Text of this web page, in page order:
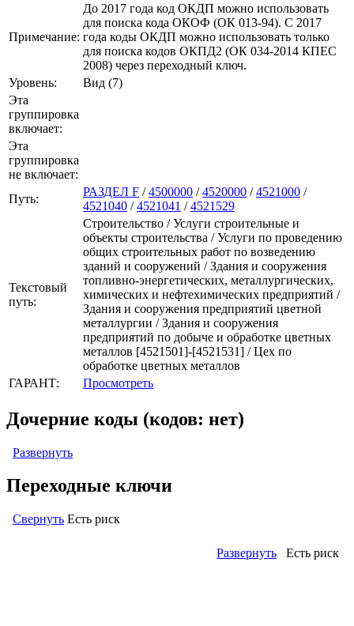
Примечание:
До 2017 года код ОКДП можно использовать
для поиска кода ОКОФ (ОК 013-94). C 2017
года коды ОКДП можно использовать только
для поиска кодов ОКПД2 (ОК 034-2014 КПЕС
2008) через переходный ключ.
Уровень:
Вид (7)
Эта
группировка
включает:
Эта
группировка
не включает:
Путь:
РАЗДЕЛ F /4500000 /4520000 /4521000 /
4521040 /4521041 /4521529
Текстовый
путь:
Строительство / Услуги строительные и
объекты строительства / Услуги по проведению
общих строительных работ по возведению
зданий и сооружений / Здания и сооружения
топливно-энергетических, металлургических,
химических и нефтехимических предприятий /
Здания и сооружения предприятий цветной
металлургии / Здания и сооружения
предприятий по добыче и обработке цветных
металлов [4521501]-[4521531] / Цех по
обработке цветных металлов
ГАРАНТ:
Просмотреть
Дочерние коды (кодов: нет)
Развернуть
Переходные ключи
Свернуть Есть риск
Развернуть Есть риск